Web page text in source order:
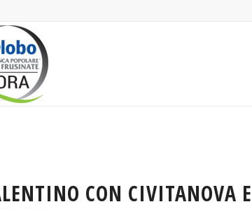
CON CIVITANOVA